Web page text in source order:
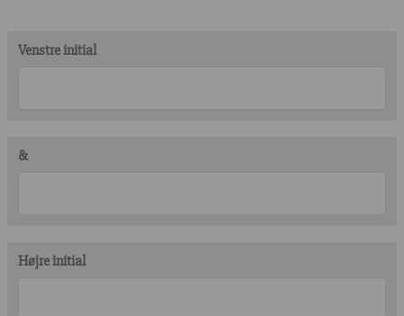
Venstre initial
&
Højre initial